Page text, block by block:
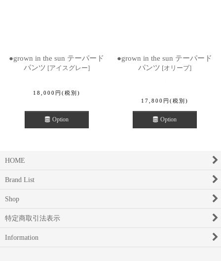
●grown in the sun テーパード
パンツ [アイスグレー]
18,000 円 (税別)
Option
●grown in the sun テーパード
パンツ [オリーブ]
17,800 円 (税別)
Option
HOME
Brand List
Shop
特定商取引法表示
Information